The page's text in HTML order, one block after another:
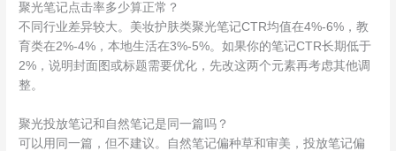
聚光笔记点击率多少算正常？
不同行业差异较大。美妆护肤类聚光笔记CTR均值在4%-6%，教
育类在2%-4%，本地生活在3%-5%。如果你的笔记CTR长期低于
2%，说明封面图或标题需要优化，先改这两个元素再考虑其他调
整。
聚光投放笔记和自然笔记是同一篇吗？
可以用同一篇，但不建议。自然笔记偏种草和审美，投放笔记偏